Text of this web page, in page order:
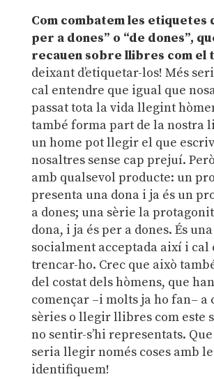
Com combatem les etiquetes
per a dones” o “de dones”,
recauen sobre llibres com el
deixant d’etiquetar-los! Més
cal entendre que igual que
passat tota la vida llegint
també forma part de la nostra
un home pot llegir el que
nosaltres sense cap prejuí.
amb qualsevol producte: un
presenta una dona i ja és un
a dones; una sèrie la
dona, i ja és per a dones. És
socialment acceptada així i cal
trencar-ho. Crec que això
del costat dels hòmens, que
començar –i molts ja ho fan– a
sèries o llegir llibres com este
no sentir-s’hi representats.
seria llegir només coses amb
identifiquem!